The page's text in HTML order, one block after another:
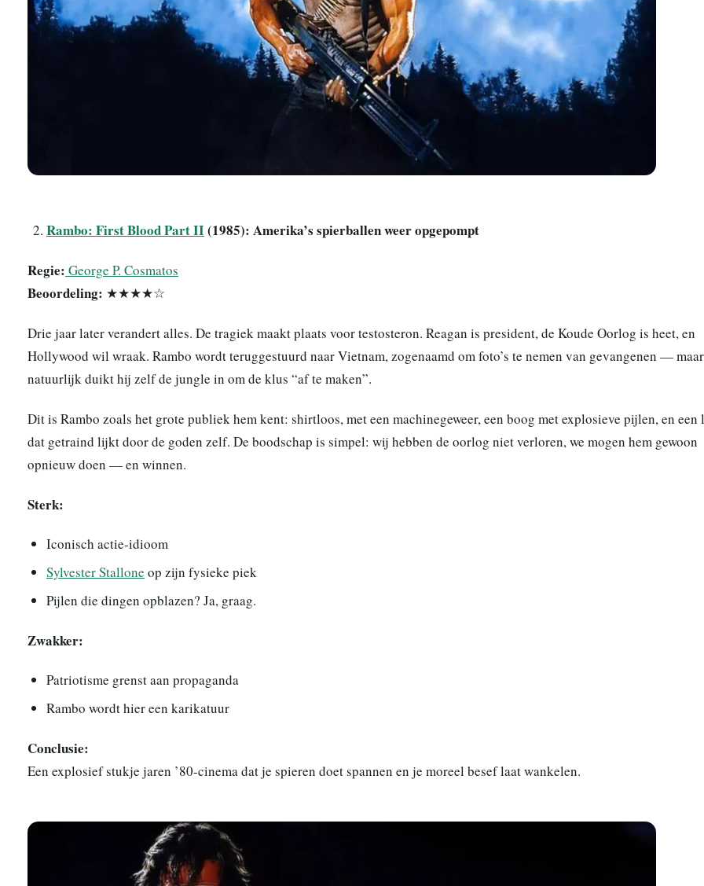
Rambo: First Blood Part II(1985): Amerika’s spierballen weer opgepompt
Regie: George P. Cosmatos
Beoordeling: ★★★★☆
Drie jaar later verandert alles. De tragiek maakt plaats voor testosteron. Reagan is president, de Koude Oorlog is heet, en
Hollywood wil wraak. Rambo wordt teruggestuurd naar Vietnam, zogenaamd om foto’s te nemen van gevangenen — maar
natuurlijk duikt hij zelf de jungle in om de klus “af te maken”.
Dit is Rambo zoals het grote publiek hem kent: shirtloos, met een machinegeweer, een boog met explosieve pijlen, en
dat getraind lijkt door de goden zelf. De boodschap is simpel: wij hebben de oorlog niet verloren, we mogen hem gewoon
opnieuw doen — en winnen.
Sterk:
Iconisch actie-idioom
Sylvester Stallone op zijn fysieke piek
Pijlen die dingen opblazen? Ja, graag.
Zwakker:
Patriotisme grenst aan propaganda
Rambo wordt hier een karikatuur
Conclusie:
Een explosief stukje jaren ’80-cinema dat je spieren doet spannen en je moreel besef laat wankelen.